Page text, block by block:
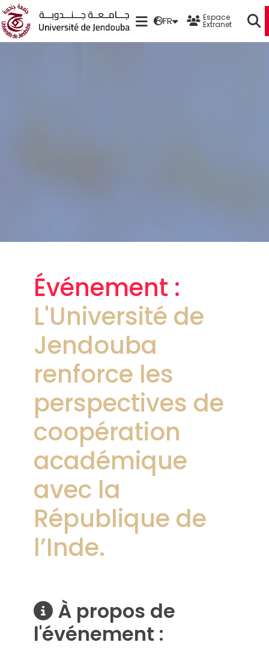
FR Espace
Extranet
Événement :
L'Université de
Jendouba
renforce les
perspectives de
coopération
académique
avec la
République de
l’Inde.
À propos de
l'événement :